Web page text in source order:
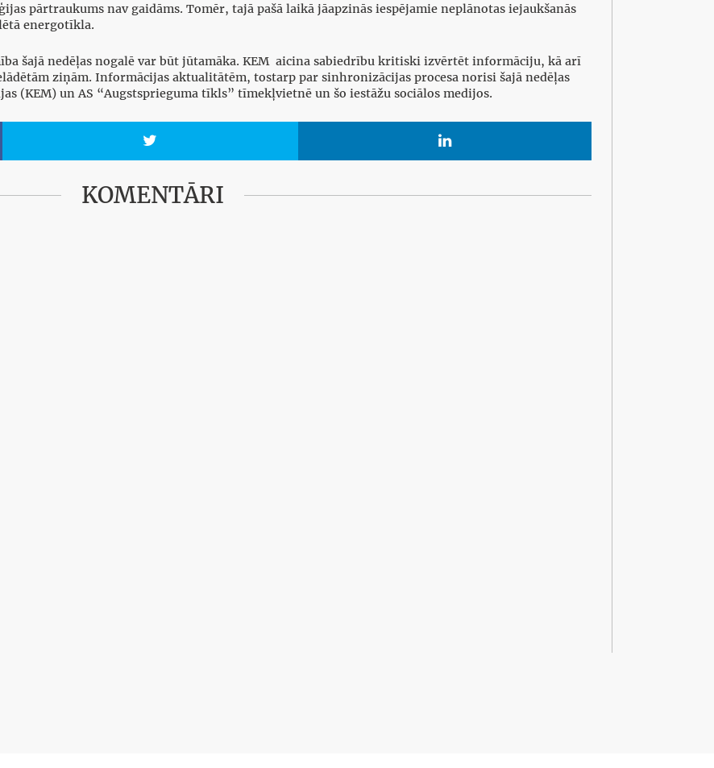
pārtraukums nav gaidāms. Tomēr, tajā pašā laikā jāapzinās iespējamie neplānotas iejaukšanās
energotīkla.
šajā nedēļas nogalē var būt jūtamāka. KEM aicina sabiedrību kritiski izvērtēt informāciju, kā arī
ziņām. Informācijas aktualitātēm, tostarp par sinhronizācijas procesa norisi šajā nedēļas
(KEM) un AS “Augstsprieguma tīkls” tīmekļvietnē un šo iestāžu sociālos medijos.
 
KOMENTĀRI